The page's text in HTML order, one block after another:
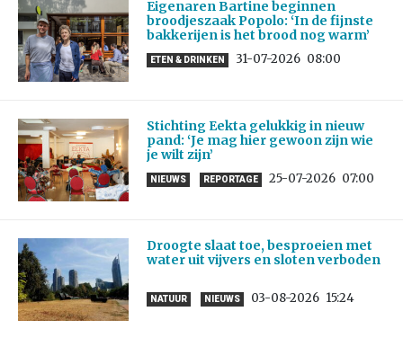
Eigenaren Bartine beginnen
broodjeszaak Popolo: ‘In de fijnste
bakkerijen is het brood nog warm’
ETEN & DRINKEN 31-07-2026 08:00
Stichting Eekta gelukkig in nieuw
pand: ‘Je mag hier gewoon zijn wie
je wilt zijn’
NIEUWS REPORTAGE 25-07-2026 07:00
Droogte slaat toe, besproeien met
water uit vijvers en sloten verboden
NATUUR NIEUWS 03-08-2026 15:24